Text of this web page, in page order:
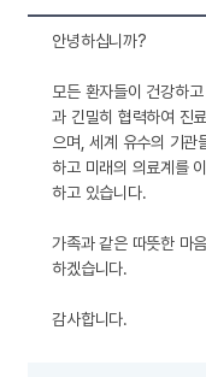
안녕하십니까?
모든 환자들이 건강하
과 긴밀히 협력하여 진
으며, 세계 유수의 기관
하고 미래의 의료계를
하고 있습니다.
가족과 같은 따뜻한 마
하겠습니다.
감사합니다.